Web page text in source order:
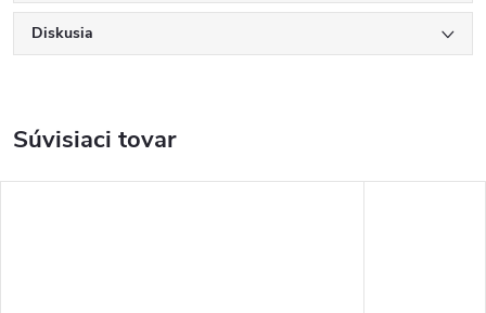
Diskusia
Súvisiaci tovar